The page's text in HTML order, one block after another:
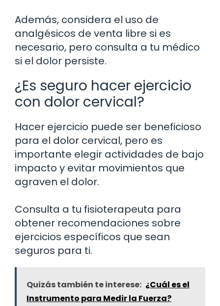
Además, considera el uso de
analgésicos de venta libre si es
necesario, pero consulta a tu médico
si el dolor persiste.
¿Es seguro hacer ejercicio
con dolor cervical?
Hacer ejercicio puede ser beneficioso
para el dolor cervical, pero es
importante elegir actividades de bajo
impacto y evitar movimientos que
agraven el dolor.
Consulta a tu fisioterapeuta para
obtener recomendaciones sobre
ejercicios específicos que sean
seguros para ti.
Quizás también te interese: ¿Cuál es el
Instrumento para Medir la Fuerza?